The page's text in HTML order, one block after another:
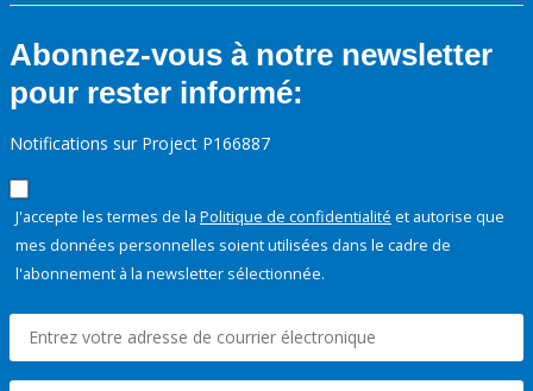
Abonnez-vous à notre newsletter
pour rester informé:
Notifications sur Project P166887
J'accepte les termes de la Politique de confidentialité et autorise que
mes données personnelles soient utilisées dans le cadre de
l'abonnement à la newsletter sélectionnée.